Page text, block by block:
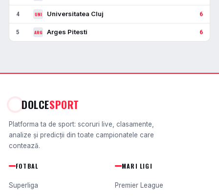
4 UNI Universitatea Cluj 6
5 ARG Arges Pitesti 6
DOLCESPORT
Platforma ta de sport: scoruri live, clasamente,
analize și predicții din toate campionatele care
contează.
FOTBAL
Superliga
MARI LIGI
Premier League